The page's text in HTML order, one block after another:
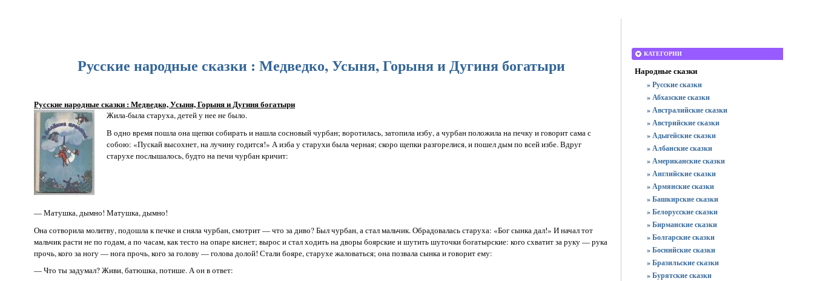
Русские народные сказки : Медведко, Усыня, Горыня и Дугиня богатыри
Русские народные сказки : Медведко, Усыня, Горыня и Дугиня богатыри
Жила-была старуха, детей у нее не было.
В одно время пошла она щепки собирать и нашла сосновый чурбан; воротилась, затопила избу, а чурбан положила на печку и говорит сама с
собою: «Пускай высохнет, на лучину годится!» А изба у старухи была черная; скоро щепки разгорелися, и пошел дым по всей избе. Вдруг
старухе послышалось, будто на печи чурбан кричит:
— Матушка, дымно! Матушка, дымно!
Она сотворила молитву, подошла к печке и сняла чурбан, смотрит — что за диво? Был чурбан, а стал мальчик. Обрадовалась старуха: «Бог сынка дал!» И начал тот
мальчик расти не по годам, а по часам, как тесто на опаре киснет; вырос и стал ходить на дворы боярские и шутить шуточки богатырские: кого схватит за руку — рука
прочь, кого за ногу — нога прочь, кого за голову — голова долой! Стали бояре, старухе жаловаться; она позвала сынка и говорит ему:
— Что ты задумал? Живи, батюшка, потише. А он в ответ:
КАТЕГОРИИ
Народные сказки
» Русские сказки
» Абхазские сказки
» Австралийские сказки
» Австрийские сказки
» Адыгейские сказки
» Албанские сказки
» Американские сказки
» Английские сказки
» Армянские сказки
» Башкирские сказки
» Белорусские сказки
» Бирманские сказки
» Болгарские сказки
» Боснийские сказки
» Бразильские сказки
» Бурятские сказки